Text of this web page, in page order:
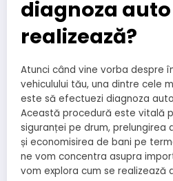
diagnoza auto
realizează?
Atunci când vine vorba despre
vehiculului tău, una dintre cele
este să efectuezi diagnoza
Această procedură este vitală
siguranței pe drum, prelungirea
și economisirea de bani pe
ne vom concentra asupra
vom explora cum se realizează